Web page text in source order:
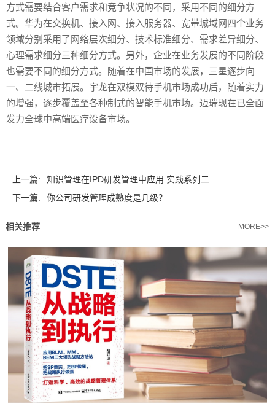
方式需要结合客户需求和竞争状况的不同，采用不同的细分方
式。华为在交换机、接入网、接入服务器、宽带城域网四个业务
领域分别采用了网络层次细分、技术标准细分、需求差异细分、
心理需求细分三种细分方式。另外，企业在业务发展的不同阶段
也需要不同的细分方式。随着在中国市场的发展，三星逐步向
一、二线城市拓展。宇龙在双模双待手机市场成功后，随着实力
的增强，逐步覆盖至各种制式的智能手机市场。迈瑞现在已全面
发力全球中高端医疗设备市场。
上一篇:
知识管理在IPD研发管理中应用 实践系列二
下一篇:
你公司研发管理成熟度是几级？
相关推荐 MORE>>